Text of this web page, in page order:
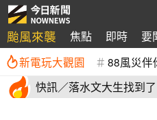
颱風來襲 焦點 即時 要
新電玩大觀園 88風災伴
快訊／落水文大生找到